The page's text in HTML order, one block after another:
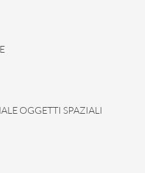
OGGETTI SPAZIALI